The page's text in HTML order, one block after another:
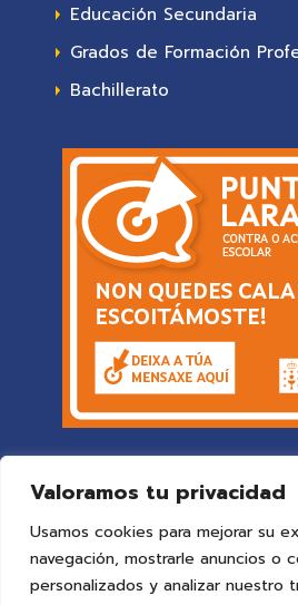
Valoramos tu privacidad
Usamos cookies para mejorar su
navegación, mostrarle anuncios o
personalizados y analizar nuestro
Educación Secundaria
Grados de Formación
Bachillerato